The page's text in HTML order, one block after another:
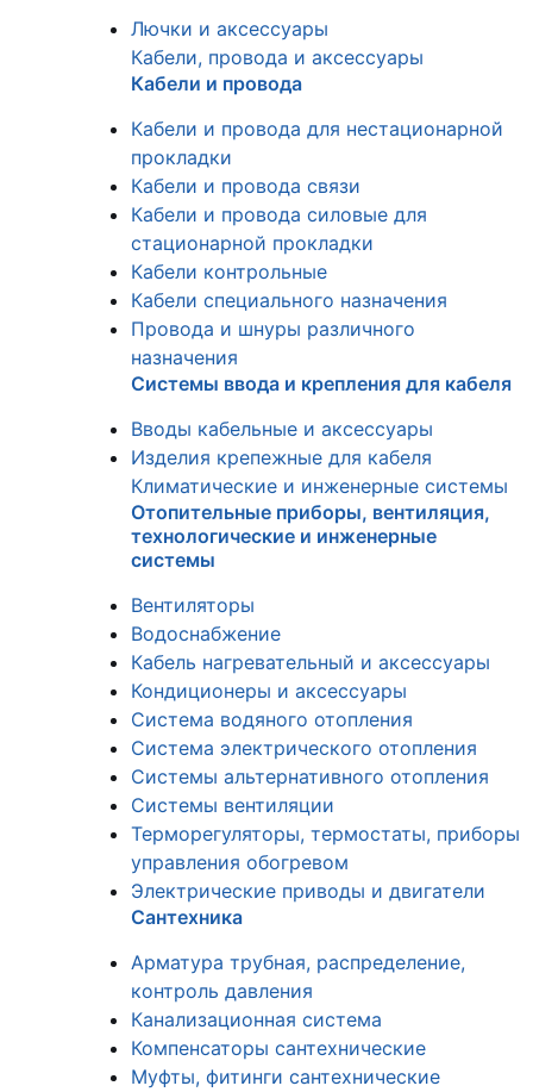
Лючки и аксессуары
Кабели, провода и аксессуары
Кабели и провода
Кабели и провода для нестационарной
прокладки
Кабели и провода связи
Кабели и провода силовые для
стационарной прокладки
Кабели контрольные
Кабели специального назначения
Провода и шнуры различного
назначения
Системы ввода и крепления для кабеля
Вводы кабельные и аксессуары
Изделия крепежные для кабеля
Климатические и инженерные системы
Отопительные приборы, вентиляция,
технологические и инженерные
системы
Вентиляторы
Водоснабжение
Кабель нагревательный и аксессуары
Кондиционеры и аксессуары
Система водяного отопления
Система электрического отопления
Системы альтернативного отопления
Системы вентиляции
Терморегуляторы, термостаты, приборы
управления обогревом
Электрические приводы и двигатели
Сантехника
Арматура трубная, распределение,
контроль давления
Канализационная система
Компенсаторы сантехнические
Муфты, фитинги сантехнические